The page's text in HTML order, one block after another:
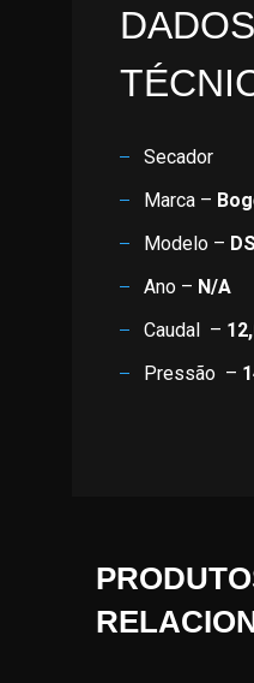
DADOS
Secador
Marca –
Modelo –
Ano – N/A
Caudal –
Pressão –